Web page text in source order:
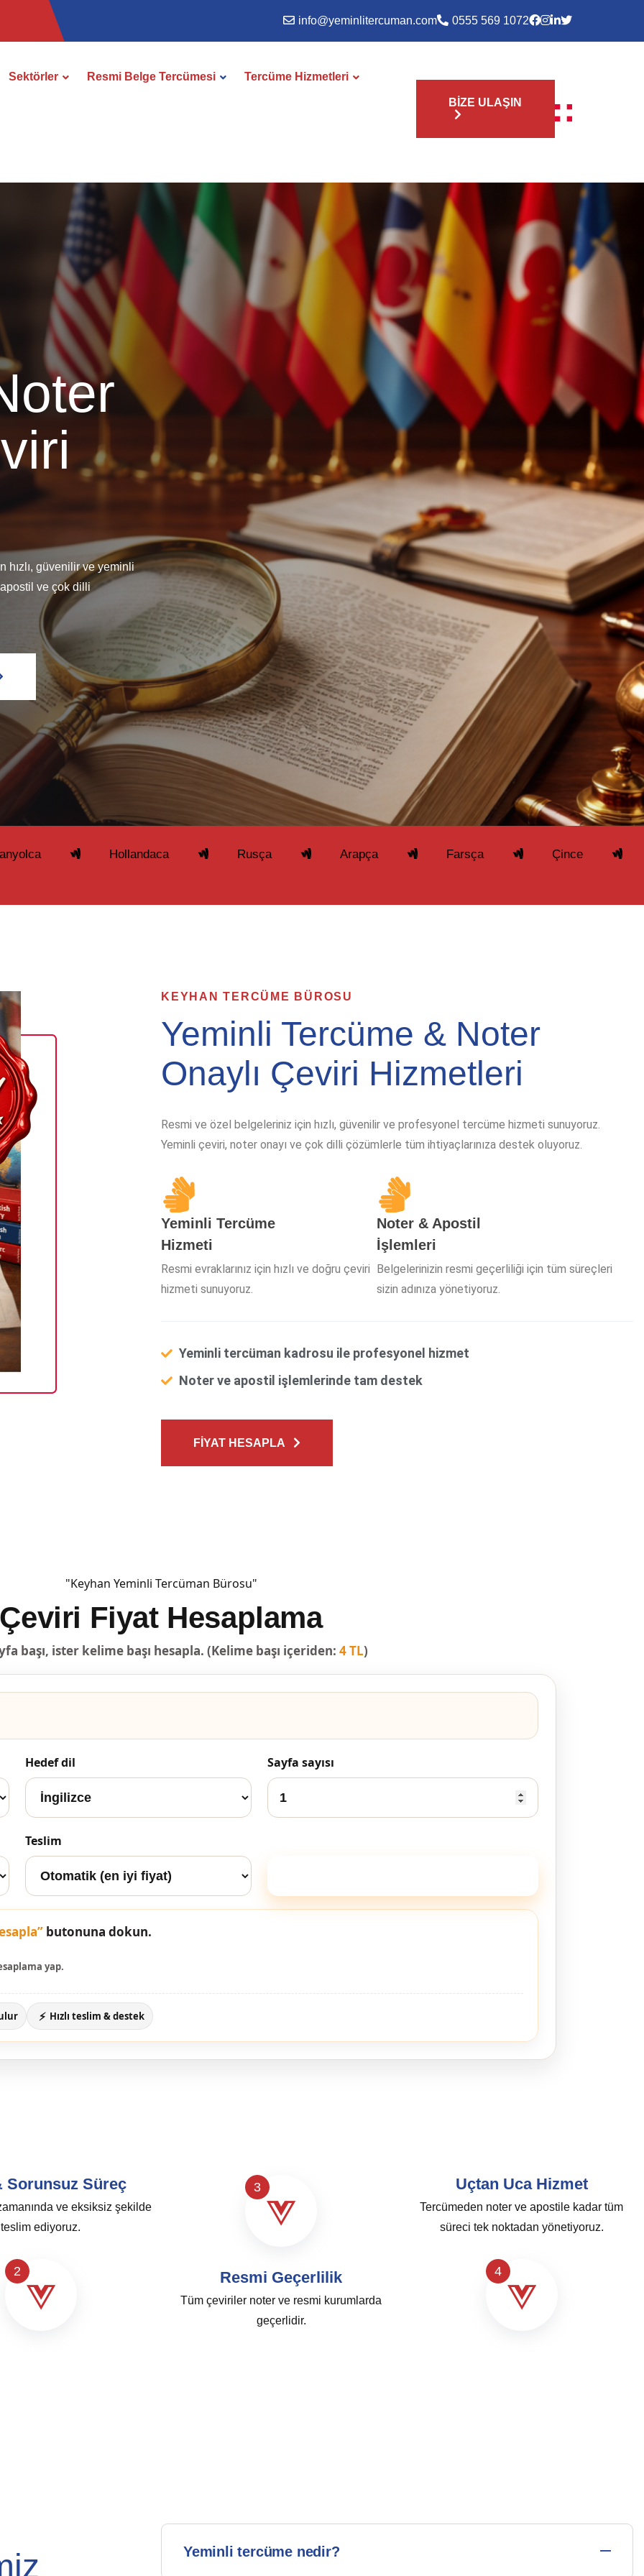
info@yeminlitercuman.com 0555 569 1072
Sektörler Resmi Belge Tercümesi Tercüme Hizmetleri
BİZE ULAŞIN
hızlı, güvenilir ve yeminli
ve çok dilli
Hollandaca Rusça Arapça Farsça Çince Japonca
KEYHAN TERCÜME BÜROSU
Yeminli Tercüme & Noter
Onaylı Çeviri Hizmetleri
Resmi ve özel belgeleriniz için hızlı, güvenilir ve profesyonel tercüme hizmeti sunuyoruz.
Yeminli çeviri, noter onayı ve çok dilli çözümlerle tüm ihtiyaçlarınıza destek oluyoruz.
Yeminli Tercüme
Hizmeti
Resmi evraklarınız için hızlı ve doğru çeviri
hizmeti sunuyoruz.
Noter & Apostil
İşlemleri
Belgelerinizin resmi geçerliliği için tüm süreçleri
sizin adınıza yönetiyoruz.
Yeminli tercüman kadrosu ile profesyonel hizmet
Noter ve apostil işlemlerinde tam destek
FİYAT HESAPLA
"Keyhan Yeminli Tercüman Bürosu"
Çeviri Fiyat Hesaplama
başı, ister kelime başı hesapla. (Kelime başı içeriden: 4 TL)
Hedef dil Sayfa sayısı
Teslim
butonuna dokun.
yap.
⚡ Hızlı teslim & destek
Sorunsuz Süreç
ve eksiksiz şekilde
teslim ediyoruz.
2
3
Resmi Geçerlilik
Tüm çeviriler noter ve resmi kurumlarda
geçerlidir.
Uçtan Uca Hizmet
Tercümeden noter ve apostile kadar tüm
süreci tek noktadan yönetiyoruz.
4
Yeminli tercüme nedir?